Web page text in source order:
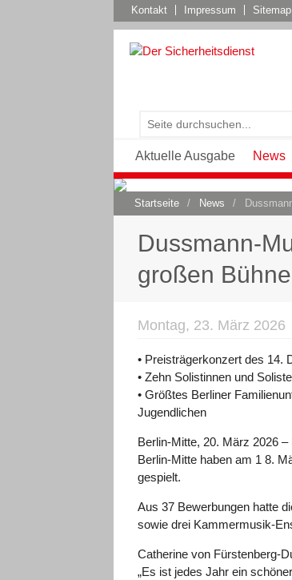
Kontakt Impressum Sitemap
Aktuelle Ausgabe News
Startseite / News /
Dussmann-
großen Bühne
Montag, 23. März 2026
• Preisträgerkonzert des 14.
• Zehn Solistinnen und
• Größtes Berliner
Jugendlichen
Berlin-Mitte, 20. März 2026
Berlin-Mitte haben am 1 8.
gespielt.
Aus 37 Bewerbungen hatte
sowie drei Kammermusik-
Catherine von Fürstenberg-
„Es ist jedes Jahr ein